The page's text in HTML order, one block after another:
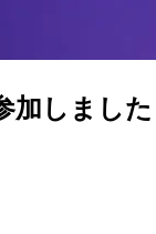
しまし